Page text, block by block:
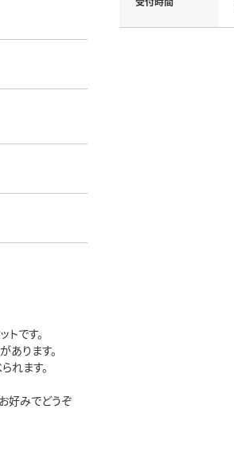
です。
ります。
れます。
好みでどうぞ